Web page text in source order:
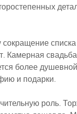
сокращение
свадьба
более
и подарки.
роль.